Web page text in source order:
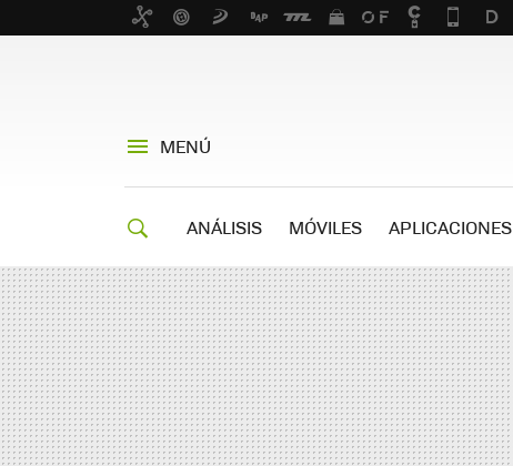
MENÚ
ANÁLISIS MÓVILES APLICACIONES